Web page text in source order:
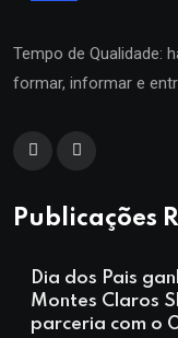
Tempo de Qualidade:
formar, informar e
Publicações
Dia dos Pais
Montes Claros
parceria com o